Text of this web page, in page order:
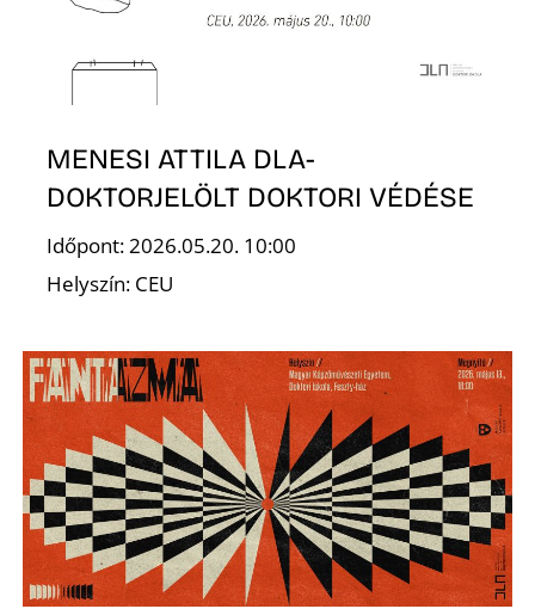
MENESI ATTILA DLA-
DOKTORJELÖLT DOKTORI VÉDÉSE
Időpont: 2026.05.20. 10:00
Helyszín: CEU